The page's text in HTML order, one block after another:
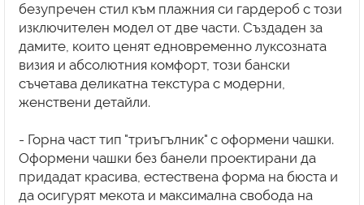
безупречен стил към плажния си гардероб с този
изключителен модел от две части. Създаден за
дамите, които ценят едновременно луксозната
визия и абсолютния комфорт, този бански
съчетава деликатна текстура с модерни,
женствени детайли.
- Горна част тип "триъгълник" с оформени чашки.
Оформени чашки без банели проектирани да
придадат красива, естествена форма на бюста и
да осигурят мекота и максимална свобода на